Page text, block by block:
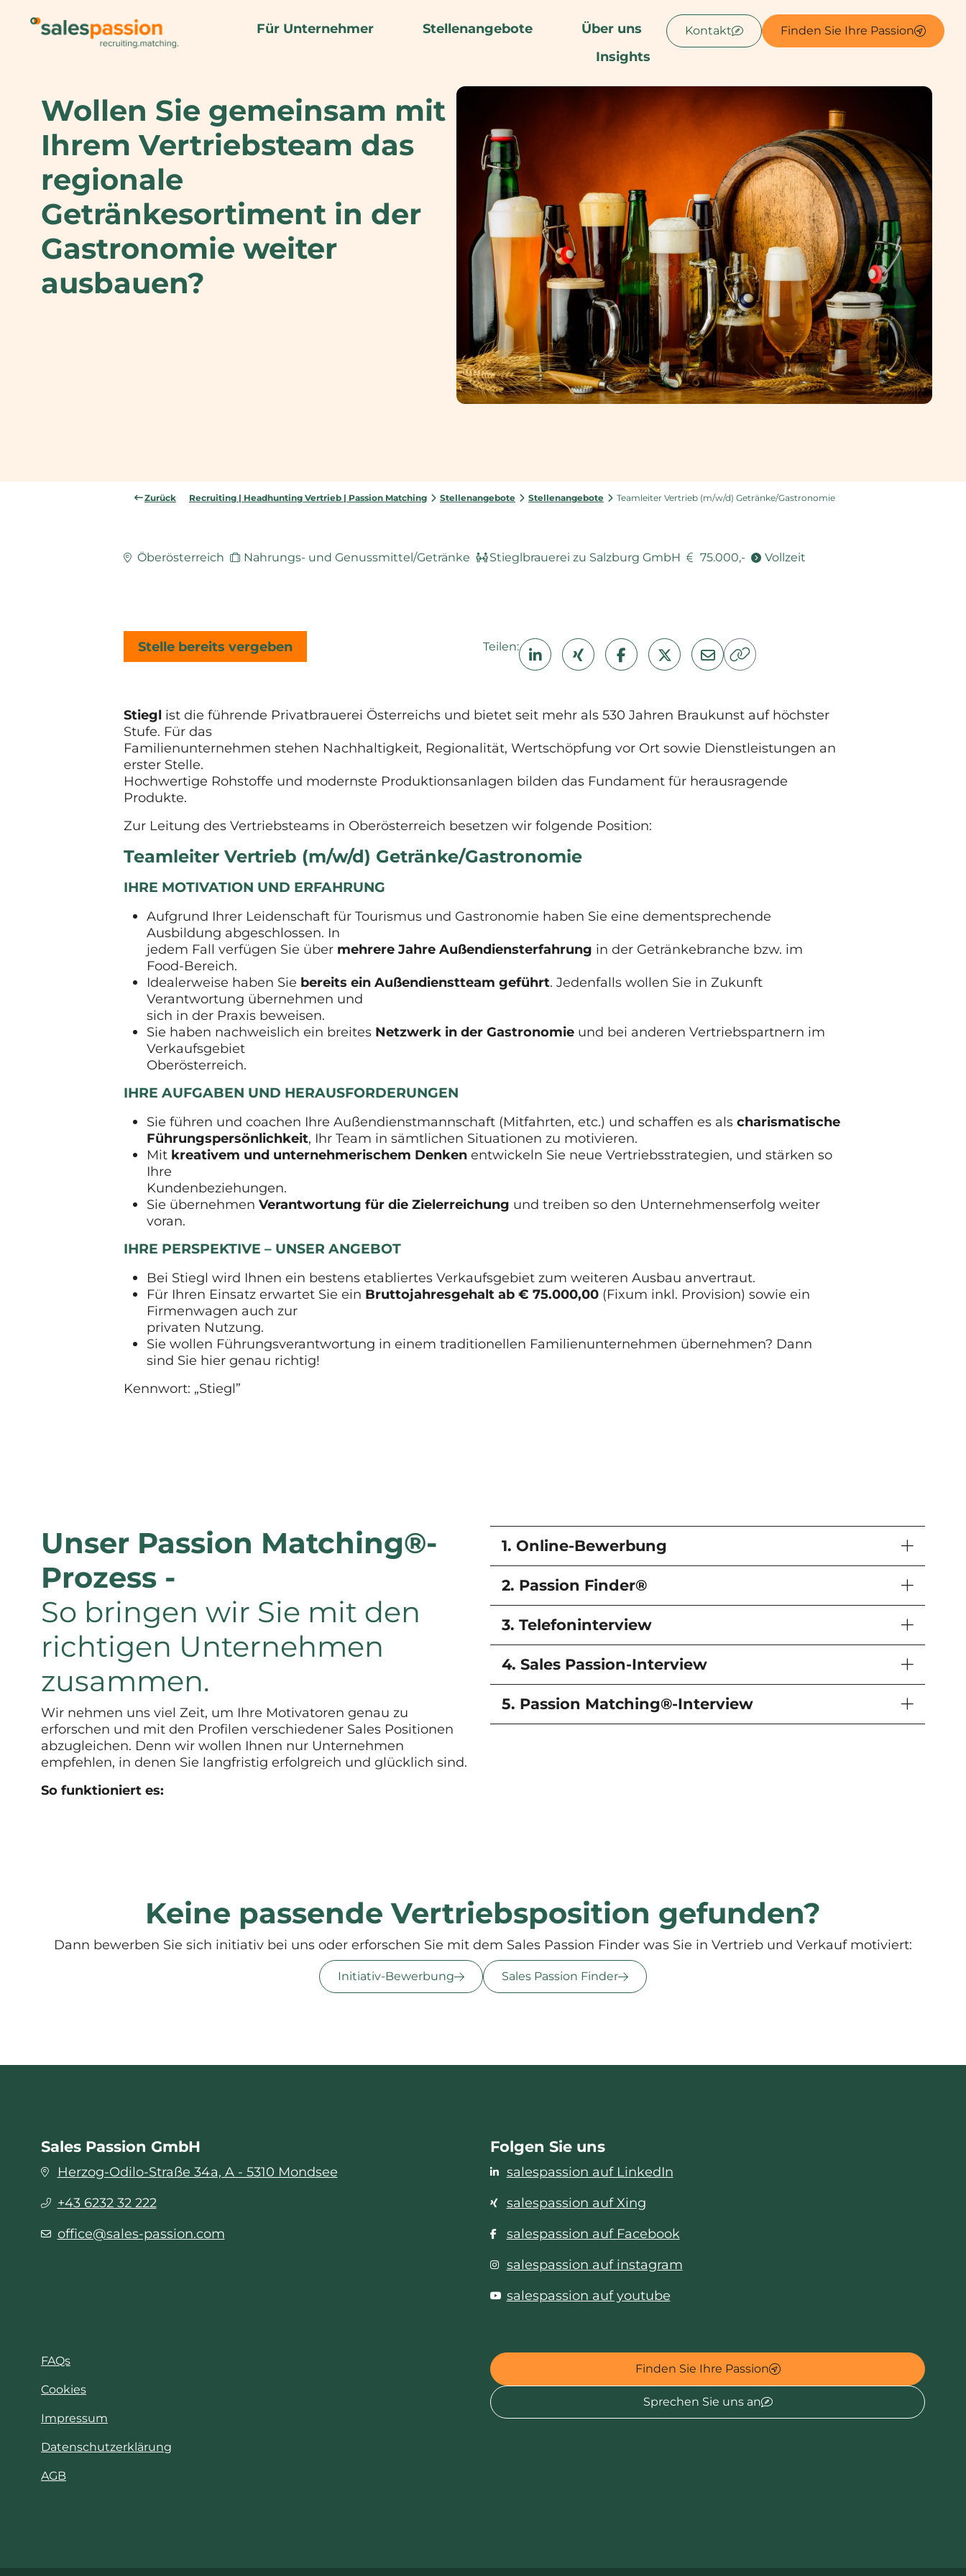
Kontakt Finden Sie Ihre Passion
Für Unternehmer Stellenangebote
Über uns
Insights
Wollen Sie gemeinsam mit
Ihrem Vertriebsteam das
regionale
Getränkesortiment in der
Gastronomie weiter
ausbauen?
Zurück Recruiting | Headhunting Vertrieb | Passion Matching Stellenangebote Stellenangebote Teamleiter Vertrieb (m/w/d) Getränke/Gastronomie
Öberösterreich Nahrungs- und Genussmittel/Getränke Stieglbrauerei zu Salzburg GmbH 75.000,- Vollzeit
Stelle bereits vergeben Teilen:
Stiegl ist die führende Privatbrauerei Österreichs und bietet seit mehr als 530 Jahren Braukunst auf höchster
Stufe. Für das
Familienunternehmen stehen Nachhaltigkeit, Regionalität, Wertschöpfung vor Ort sowie Dienstleistungen an
erster Stelle.
Hochwertige Rohstoffe und modernste Produktionsanlagen bilden das Fundament für herausragende
Produkte.
Zur Leitung des Vertriebsteams in Oberösterreich besetzen wir folgende Position:
Teamleiter Vertrieb (m/w/d) Getränke/Gastronomie
IHRE MOTIVATION UND ERFAHRUNG
Aufgrund Ihrer Leidenschaft für Tourismus und Gastronomie haben Sie eine dementsprechende
Ausbildung abgeschlossen. In
jedem Fall verfügen Sie über mehrere Jahre Außendiensterfahrung in der Getränkebranche bzw. im
Food-Bereich.
Idealerweise haben Sie bereits ein Außendienstteam geführt. Jedenfalls wollen Sie in Zukunft
Verantwortung übernehmen und
sich in der Praxis beweisen.
Sie haben nachweislich ein breites Netzwerk in der Gastronomie und bei anderen Vertriebspartnern im
Verkaufsgebiet
Oberösterreich.
IHRE AUFGABEN UND HERAUSFORDERUNGEN
Sie führen und coachen Ihre Außendienstmannschaft (Mitfahrten, etc.) und schaffen es als charismatische
Führungspersönlichkeit, Ihr Team in sämtlichen Situationen zu motivieren.
Mit kreativem und unternehmerischem Denken entwickeln Sie neue Vertriebsstrategien, und stärken so
Ihre
Kundenbeziehungen.
Sie übernehmen Verantwortung für die Zielerreichung und treiben so den Unternehmenserfolg weiter
voran.
IHRE PERSPEKTIVE – UNSER ANGEBOT
Bei Stiegl wird Ihnen ein bestens etabliertes Verkaufsgebiet zum weiteren Ausbau anvertraut.
Für Ihren Einsatz erwartet Sie ein Bruttojahresgehalt ab € 75.000,00 (Fixum inkl. Provision) sowie ein
Firmenwagen auch zur
privaten Nutzung.
Sie wollen Führungsverantwortung in einem traditionellen Familienunternehmen übernehmen? Dann
sind Sie hier genau richtig!
Kennwort: „Stiegl”
Unser Passion Matching®-
Prozess -
So bringen wir Sie mit den
richtigen Unternehmen
zusammen.
Wir nehmen uns viel Zeit, um Ihre Motivatoren genau zu
erforschen und mit den Profilen verschiedener Sales Positionen
abzugleichen. Denn wir wollen Ihnen nur Unternehmen
empfehlen, in denen Sie langfristig erfolgreich und glücklich sind.
So funktioniert es:
1. Online-Bewerbung
2. Passion Finder®
3. Telefoninterview
4. Sales Passion-Interview
5. Passion Matching®-Interview
Keine passende Vertriebsposition gefunden?
Dann bewerben Sie sich initiativ bei uns oder erforschen Sie mit dem Sales Passion Finder was Sie in Vertrieb und Verkauf motiviert:
Initiativ-Bewerbung Sales Passion Finder
Sales Passion GmbH
Herzog-Odilo-Straße 34a, A - 5310 Mondsee
+43 6232 32 222
office@sales-passion.com
Folgen Sie uns
salespassion auf LinkedIn
salespassion auf Xing
salespassion auf Facebook
salespassion auf instagram
salespassion auf youtube
FAQs
Cookies
Impressum
Datenschutzerklärung
AGB
Finden Sie Ihre Passion
Sprechen Sie uns an